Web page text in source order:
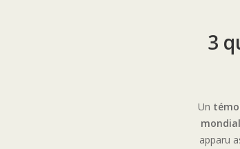
3
Un
apparu